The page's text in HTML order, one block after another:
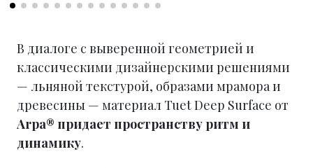
В диалоге с выверенной геометрией и
классическими дизайнерскими решениями
— льняной текстурой, образами мрамора и
древесины — материал Tuet Deep Surface от
Arpa® придает пространству ритм и
динамику.